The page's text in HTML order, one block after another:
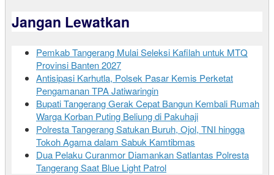
Jangan Lewatkan
Pemkab Tangerang Mulai Seleksi Kafilah untuk MTQ
Provinsi Banten 2027
Antisipasi Karhutla, Polsek Pasar Kemis Perketat
Pengamanan TPA Jatiwaringin
Bupati Tangerang Gerak Cepat Bangun Kembali Rumah
Warga Korban Puting Beliung di Pakuhaji
Polresta Tangerang Satukan Buruh, Ojol, TNI hingga
Tokoh Agama dalam Sabuk Kamtibmas
Dua Pelaku Curanmor Diamankan Satlantas Polresta
Tangerang Saat Blue Light Patrol